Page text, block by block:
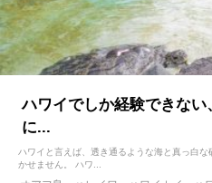
ハワイでしか経験できない
に...
ハワイと言えば、透き通るような海と真っ白な
かせません。 ハワ...